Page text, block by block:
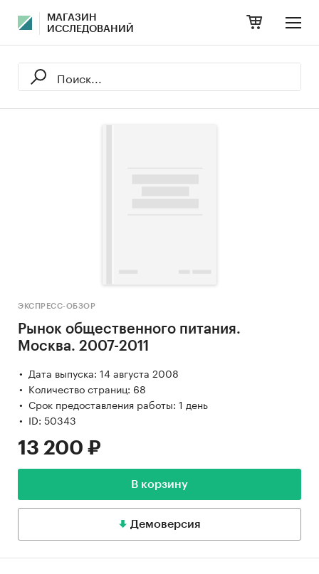
МАГАЗИН
ИССЛЕДОВАНИЙ
ЭКСПРЕСС-ОБЗОР
Рынок общественного питания.
Москва. 2007-2011
Дата выпуска: 14 августа 2008
Количество страниц: 68
Срок предоставления работы: 1 день
ID: 50343
13 200 ₽
В корзину
Демоверсия